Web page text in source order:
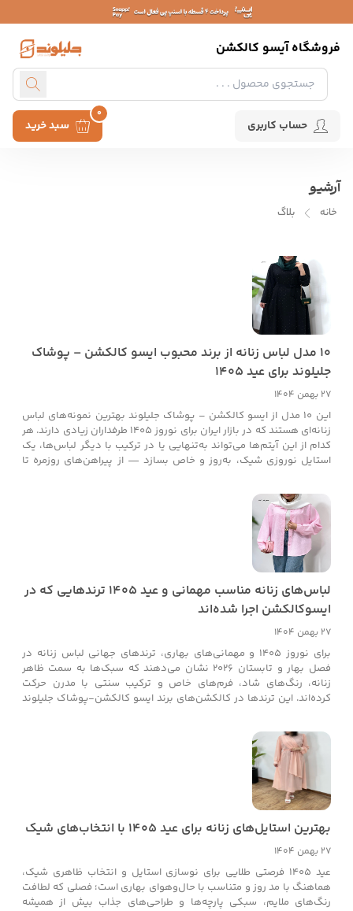
فروشگاه آیسو کالکشن
حساب کاربری سبد خرید
0
آرشیو
خانه بلاگ
۱۰ مدل لباس زنانه از برند محبوب ایسو کالکشن – پوشاک
جلیلوند برای عید ۱۴۰۵
27 بهمن 1404
این ۱۰ مدل از ایسو کالکشن – پوشاک جلیلوند بهترین نمونه‌های لباس
زنانه‌ای هستند که در بازار ایران برای نوروز ۱۴۰۵ طرفداران زیادی دارند. هر
کدام از این آیتم‌ها می‌تواند به‌تنهایی یا در ترکیب با دیگر لباس‌ها، یک
استایل نوروزی شیک، به‌روز و خاص بسازد — از پیراهن‌های روزمره تا
لباس‌های زنانه مناسب مهمانی و عید ۱۴۰۵ ترندهایی که در
ایسوکالکشن اجرا شده‌اند
27 بهمن 1404
برای نوروز ۱۴۰۵ و مهمانی‌های بهاری، ترندهای جهانی لباس زنانه در
فصل بهار و تابستان ۲۰۲۶ نشان می‌دهند که سبک‌ها به سمت ظاهر
زنانه، رنگ‌های شاد، فرم‌های خاص و ترکیب سنتی با مدرن حرکت
کرده‌اند. این ترندها در کالکشن‌های برند ایسو کالکشن-پوشاک جلیلوند
مهمانی‌ها، انتخاب‌هایی شیک و به‌روز در اختیار شما قرار دهند.
بهترین استایل‌های زنانه برای عید ۱۴۰۵ با انتخاب‌های شیک
27 بهمن 1404
عید ۱۴۰۵ فرصتی طلایی برای نوسازی استایل و انتخاب ظاهری شیک،
هماهنگ با مد روز و متناسب با حال‌وهوای بهاری است؛ فصلی که لطافت
رنگ‌های ملایم، سبکی پارچه‌ها و طراحی‌های جذاب بیش از همیشه